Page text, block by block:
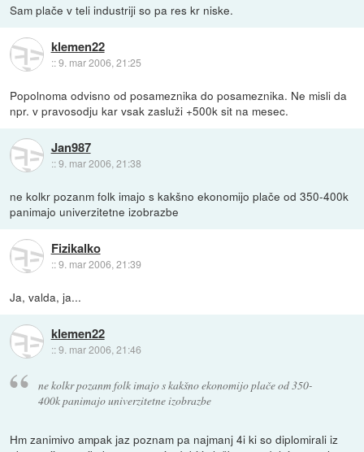
Sam plače v teli industriji so pa res kr niske.
klemen22
::9. mar 2006, 21:25
Popolnoma odvisno od posameznika do posameznika. Ne misli da
npr. v pravosodju kar vsak zasluži +500k sit na mesec.
Jan987
::9. mar 2006, 21:38
ne kolkr pozanm folk imajo s kakšno ekonomijo plače od 350-400k
panimajo univerzitetne izobrazbe
Fizikalko
::9. mar 2006, 21:39
Ja, valda, ja...
klemen22
::9. mar 2006, 21:46
ne kolkr pozanm folk imajo s kakšno ekonomijo plače od 350-
400k panimajo univerzitetne izobrazbe
Hm zanimivo ampak jaz poznam pa najmanj 4i ki so diplomirali iz